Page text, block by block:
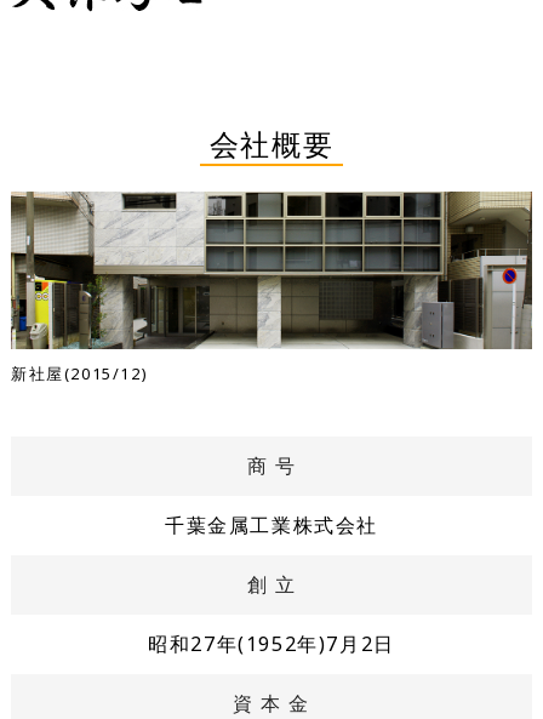
会社概要
新社屋(2015/12)
商 号
千葉金属工業株式会社
創 立
昭和27年(1952年)7月2日
資 本 金